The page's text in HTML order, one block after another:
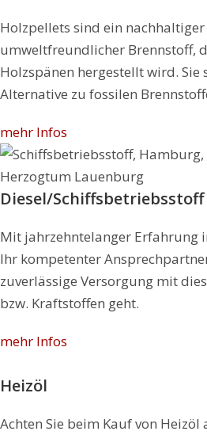
Holzpellets sind ein
umweltfreundlicher Brennstoff,
Holzspänen hergestellt wird. Sie
Alternative zu fossilen
mehr Infos
Diesel/Schiffsbetriebsstoff
Mit jahrzehntelanger Erfahrung
Ihr kompetenter
zuverlässige Versorgung mit
bzw. Kraftstoffen geht.
mehr Infos
Heizöl
Achten Sie beim Kauf von